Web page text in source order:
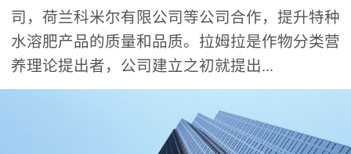
司，荷兰科米尔有限公司等公司合作，提升特种
水溶肥产品的质量和品质。拉姆拉是作物分类营
养理论提出者，公司建立之初就提出...